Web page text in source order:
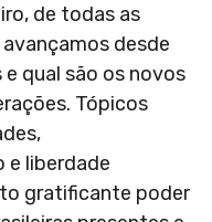
de todas as
desde
qual são os novos
Tópicos
e liberdade
gratificante poder